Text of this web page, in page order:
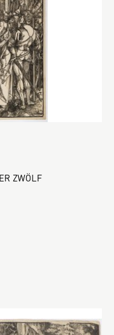
ZWÖLF